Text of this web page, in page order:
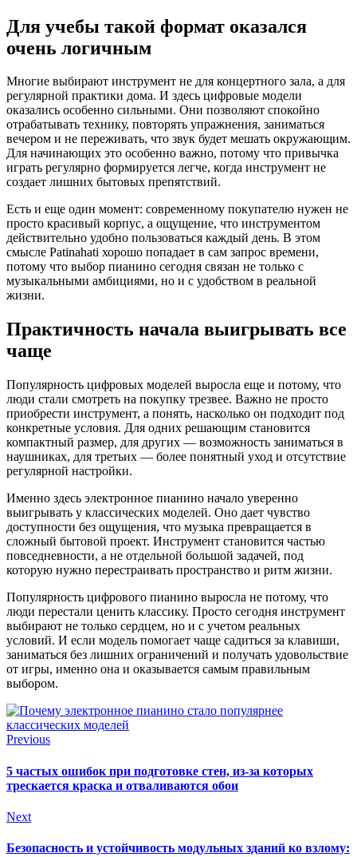
Для учебы такой формат оказался
очень логичным
Многие выбирают инструмент не для концертного зала, а для
регулярной практики дома. И здесь цифровые модели
оказались особенно сильными. Они позволяют спокойно
отрабатывать технику, повторять упражнения, заниматься
вечером и не переживать, что звук будет мешать окружающим.
Для начинающих это особенно важно, потому что привычка
играть регулярно формируется легче, когда инструмент не
создает лишних бытовых препятствий.
Есть и еще один момент: современному покупателю нужен не
просто красивый корпус, а ощущение, что инструментом
действительно удобно пользоваться каждый день. В этом
смысле Patinahati хорошо попадает в сам запрос времени,
потому что выбор пианино сегодня связан не только с
музыкальными амбициями, но и с удобством в реальной
жизни.
Практичность начала выигрывать все
чаще
Популярность цифровых моделей выросла еще и потому, что
люди стали смотреть на покупку трезвее. Важно не просто
приобрести инструмент, а понять, насколько он подходит под
конкретные условия. Для одних решающим становится
компактный размер, для других — возможность заниматься в
наушниках, для третьих — более понятный уход и отсутствие
регулярной настройки.
Именно здесь электронное пианино начало уверенно
выигрывать у классических моделей. Оно дает чувство
доступности без ощущения, что музыка превращается в
сложный бытовой проект. Инструмент становится частью
повседневности, а не отдельной большой задачей, под
которую нужно перестраивать пространство и ритм жизни.
Популярность цифрового пианино выросла не потому, что
люди перестали ценить классику. Просто сегодня инструмент
выбирают не только сердцем, но и с учетом реальных
условий. И если модель помогает чаще садиться за клавиши,
заниматься без лишних ограничений и получать удовольствие
от игры, именно она и оказывается самым правильным
выбором.
Previous
5 частых ошибок при подготовке стен, из-за которых
трескается краска и отваливаются обои
Next
Безопасность и устойчивость модульных зданий ко взлому: